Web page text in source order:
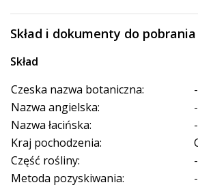
Skład i dokumenty do pobrania
Skład
Czeska nazwa botaniczna:
Nazwa angielska:
Nazwa łacińska:
Kraj pochodzenia:
Część rośliny:
Metoda pozyskiwania: